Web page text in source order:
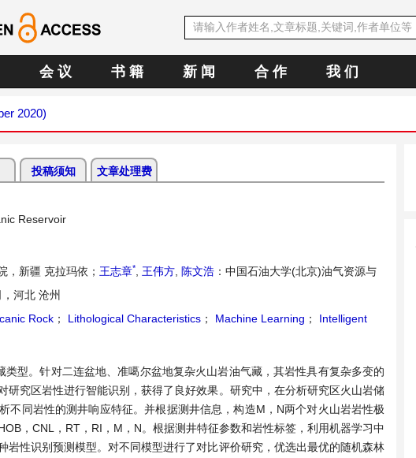
会 议 书 籍 新 闻 合 作 我 们
2020)
投稿须知 文章处理费
Reservoir
，新疆 克拉玛依； 王志章* 王伟方 陈文浩 ：中国石油大学(北京)油气资源与
河北 沧州
Rock ； Lithological Characteristics ； Machine Learning ；
Intelligent
型。针对二连盆地、准噶尔盆地复杂火山岩油气藏，其岩性具有复杂多变的
究区岩性进行智能识别，获得了良好效果。研究中，在分析研究区火山岩储
不同岩性的测井响应特征。并根据测井信息，构造M，N两个对火山岩岩性极
，CNL，RT，RI，M，N。根据测井特征参数和岩性标签，利用机器学习中
性识别预测模型。对不同模型进行了对比评价研究，优选出最优的随机森林